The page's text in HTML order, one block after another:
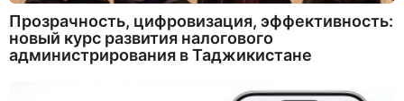
Прозрачность, цифровизация, эффективность:
новый курс развития налогового
администрирования в Таджикистане